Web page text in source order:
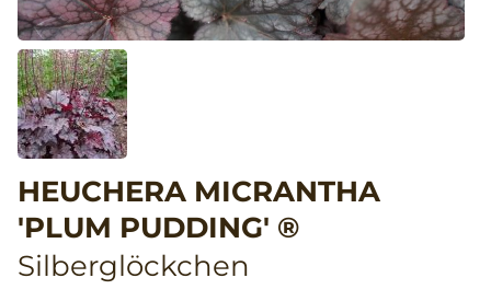
HEUCHERA MICRANTHA
'PLUM PUDDING' ®
Silberglöckchen